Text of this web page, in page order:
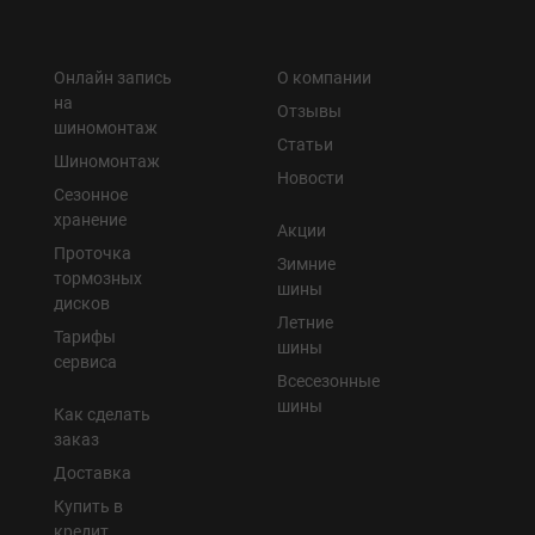
Цена
Сезон
Доставка
Выгода
Онлайн запись
на
шиномонтаж
Шиномонтаж
Сезонное
хранение
Проточка
тормозных
дисков
Тарифы
сервиса
Как сделать
заказ
Доставка
Купить в
О компании
Отзывы
Статьи
Новости
Акции
Зимние
шины
Летние
шины
Всесезонные
шины
Костанай
Кызылорда
Павлодар
Петропавловск
Семей
Талдыкорган
Тараз
Темиртау